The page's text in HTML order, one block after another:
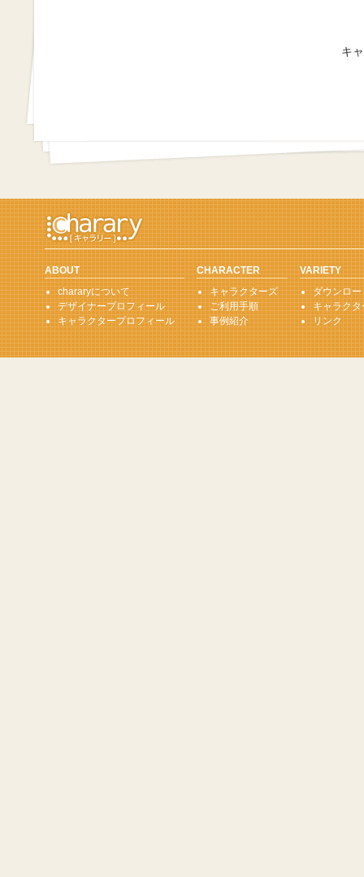
キ
ABOUT
chararyについて
デザイナープロフィール
キャラクタープロフィール
CHARACTER
キャラクターズ
ご利用手順
事例紹介
VARIETY
ダウンロ
キャラク
リンク